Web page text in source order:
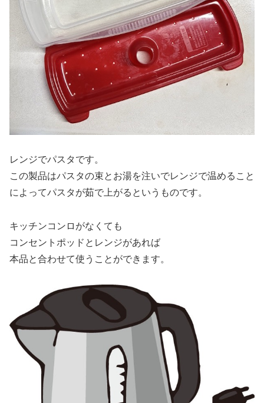
レンジでパスタです。
この製品はパスタの束とお湯を注いでレンジで温めること
によってパスタが茹で上がるというものです。
キッチンコンロがなくても
コンセントポッドとレンジがあれば
本品と合わせて使うことができます。